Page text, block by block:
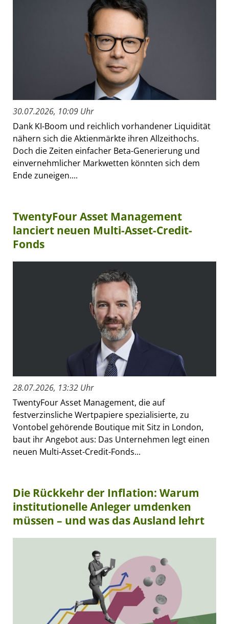
30.07.2026, 10:09 Uhr
Dank KI-Boom und reichlich vorhandener Liquidität
nähern sich die Aktienmärkte ihren Allzeithochs.
Doch die Zeiten einfacher Beta-Generierung und
einvernehmlicher Markwetten könnten sich dem
Ende zuneigen....
TwentyFour Asset Management
lanciert neuen Multi-Asset-Credit-
Fonds
28.07.2026, 13:32 Uhr
TwentyFour Asset Management, die auf
festverzinsliche Wertpapiere spezialisierte, zu
Vontobel gehörende Boutique mit Sitz in London,
baut ihr Angebot aus: Das Unternehmen legt einen
neuen Multi-Asset-Credit-Fonds...
Die Rückkehr der Inflation: Warum
institutionelle Anleger umdenken
müssen – und was das Ausland lehrt